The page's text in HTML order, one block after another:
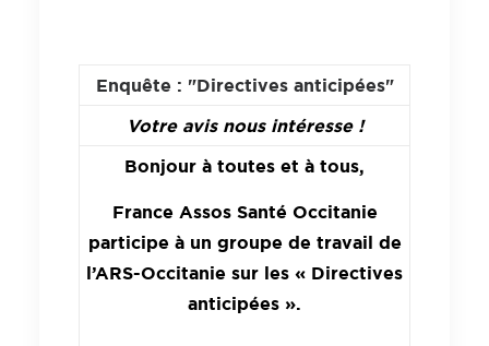
Enquête : "Directives anticipées"
Votre avis nous intéresse !
Bonjour à toutes et à tous,
France Assos Santé Occitanie
participe à un groupe de travail de
l’ARS-Occitanie sur les « Directives
anticipées ».